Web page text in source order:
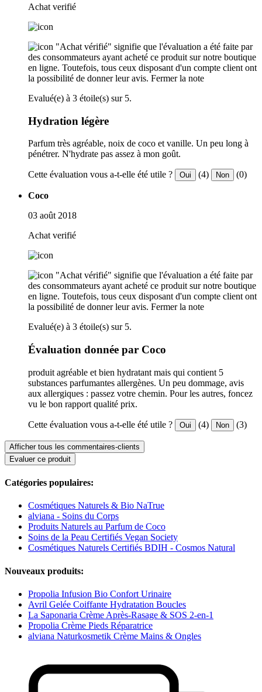
Achat verifié
"Achat vérifié" signifie que l'évaluation a été faite par
des consommateurs ayant acheté ce produit sur notre boutique
en ligne. Toutefois, tous ceux disposant d'un compte client ont
la possibilité de donner leur avis. Fermer la note
Evalué(e) à 3 étoile(s) sur 5.
Hydration légère
Parfum très agréable, noix de coco et vanille. Un peu long à
pénétrer. N'hydrate pas assez à mon goût.
Cette évaluation vous a-t-elle été utile ? Oui (4) Non (0)
Coco
03 août 2018
Achat verifié
"Achat vérifié" signifie que l'évaluation a été faite par
des consommateurs ayant acheté ce produit sur notre boutique
en ligne. Toutefois, tous ceux disposant d'un compte client ont
la possibilité de donner leur avis. Fermer la note
Evalué(e) à 3 étoile(s) sur 5.
Évaluation donnée par Coco
produit agréable et bien hydratant mais qui contient 5
substances parfumantes allergènes. Un peu dommage, avis
aux allergiques : passez votre chemin. Pour les autres, foncez
vu le bon rapport qualité prix.
Cette évaluation vous a-t-elle été utile ? Oui (4) Non (3)
Afficher tous les commentaires-clients
Evaluer ce produit
Catégories populaires:
Cosmétiques Naturels & Bio NaTrue
alviana - Soins du Corps
Produits Naturels au Parfum de Coco
Soins de la Peau Certifiés Vegan Society
Cosmétiques Naturels Certifiés BDIH - Cosmos Natural
Nouveaux produits:
Propolia Infusion Bio Confort Urinaire
Avril Gelée Coiffante Hydratation Boucles
La Saponaria Crème Après-Rasage & SOS 2-en-1
Propolia Crème Pieds Réparatrice
alviana Naturkosmetik Crème Mains & Ongles